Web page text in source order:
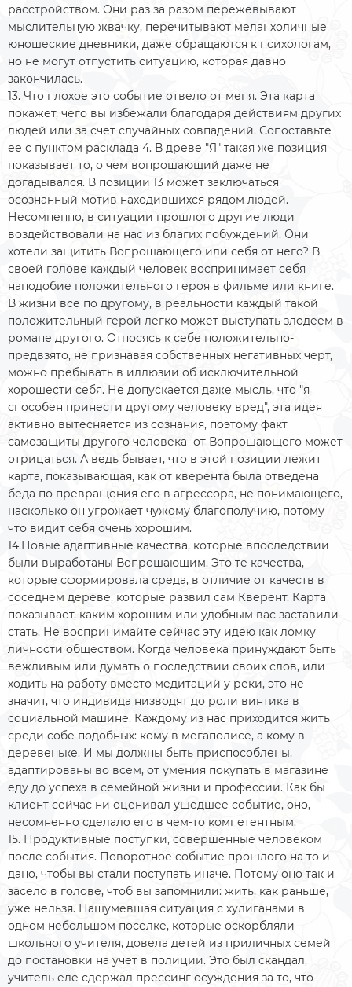
расстройством. Они раз за разом пережевывают
мыслительную жвачку, перечитывают меланхоличные
юношеские дневники, даже обращаются к психологам,
но не могут отпустить ситуацию, которая давно
закончилась.
13. Что плохое это событие отвело от меня. Эта карта
покажет, чего вы избежали благодаря действиям других
людей или за счет случайных совпадений. Сопоставьте
ее с пунктом расклада 4. В древе "Я" такая же позиция
показывает то, о чем вопрошающий даже не
догадывался. В позиции 13 может заключаться
осознанный мотив находившихся рядом людей.
Несомненно, в ситуации прошлого другие люди
воздействовали на нас из благих побуждений. Они
хотели защитить Вопрошающего или себя от него? В
своей голове каждый человек воспринимает себя
наподобие положительного героя в фильме или книге.
В жизни все по другому, в реальности каждый такой
положительный герой легко может выступать злодеем в
романе другого. Относясь к себе положительно-
предвзято, не признавая собственных негативных черт,
можно пребывать в иллюзии об исключительной
хорошести себя. Не допускается даже мысль, что "я
способен принести другому человеку вред", эта идея
активно вытесняется из сознания, поэтому факт
самозащиты другого человека от Вопрошающего может
отрицаться. А ведь бывает, что в этой позиции лежит
карта, показывающая, как от кверента была отведена
беда по превращения его в агрессора, не понимающего,
насколько он угрожает чужому благополучию, потому
что видит себя очень хорошим.
14.Новые адаптивные качества, которые впоследствии
были выработаны Вопрошающим. Это те качества,
которые сформировала среда, в отличие от качеств в
соседнем дереве, которые развил сам Кверент. Карта
показывает, каким хорошим или удобным вас заставили
стать. Не воспринимайте сейчас эту идею как ломку
личности обществом. Когда человека принуждают быть
вежливым или думать о последствии своих слов, или
ходить на работу вместо медитаций у реки, это не
значит, что индивида низводят до роли винтика в
социальной машине. Каждому из нас приходится жить
среди собе подобных: кому в мегаполисе, а кому в
деревеньке. И мы должны быть приспособлены,
адаптированы во всем, от умения покупать в магазине
еду до успеха в семейной жизни и профессии. Как бы
клиент сейчас ни оценивал ушедшее событие, оно,
несомненно сделало его в чем-то компетентным.
15. Продуктивные поступки, совершенные человеком
после события. Поворотное событие прошлого на то и
дано, чтобы вы стали поступать иначе. Потому оно так и
засело в голове, чтоб вы запомнили: жить, как раньше,
уже нельзя. Нашумевшая ситуация с хулиганами в
одном небольшом поселке, которые оскорбляли
школьного учителя, довела детей из приличных семей
до постановки на учет в полиции. Это был скандал,
учитель еле сдержал прессинг осуждения за то, что